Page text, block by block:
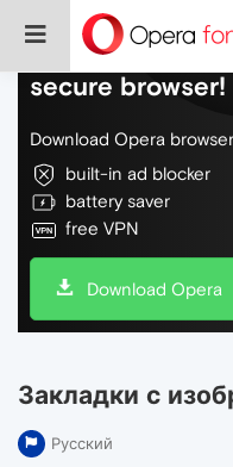
Do more on the
secure browser!
Download Opera
built-in ad blocker
battery saver
free VPN
Download Opera
Закладки с
Русский